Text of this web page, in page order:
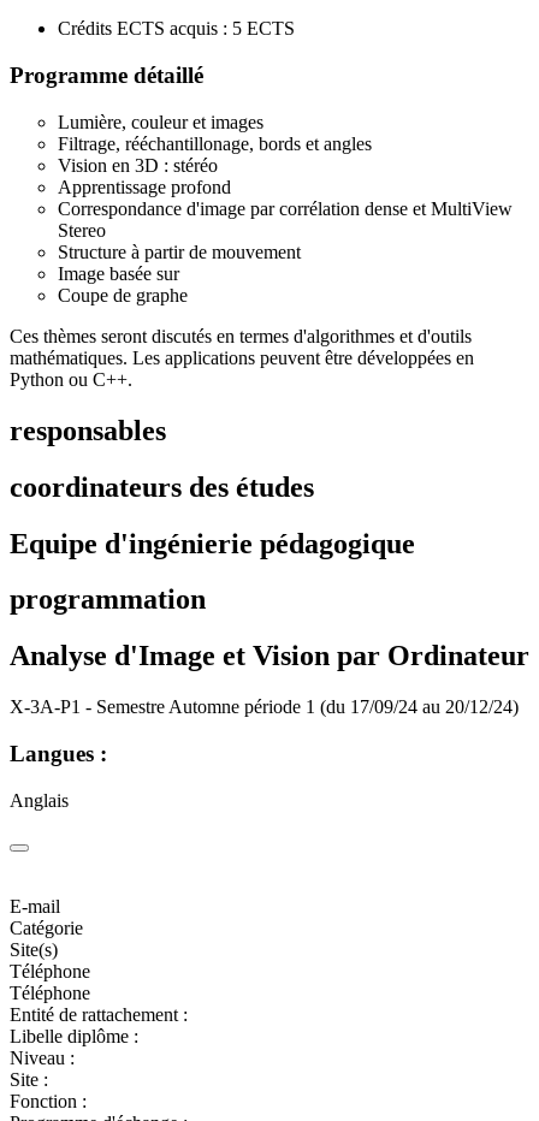
Crédits ECTS acquis : 5 ECTS
Programme détaillé
Lumière, couleur et images
Filtrage, rééchantillonage, bords et angles
Vision en 3D : stéréo
Apprentissage profond
Correspondance d'image par corrélation dense et MultiView
Stereo
Structure à partir de mouvement
Image basée sur
Coupe de graphe
Ces thèmes seront discutés en termes d'algorithmes et d'outils
mathématiques. Les applications peuvent être développées en
Python ou C++.
responsables
coordinateurs des études
Equipe d'ingénierie pédagogique
programmation
Analyse d'Image et Vision par Ordinateur
X-3A-P1 - Semestre Automne période 1 (du 17/09/24 au 20/12/24)
Langues :
Anglais
E-mail
Catégorie
Site(s)
Téléphone
Téléphone
Entité de rattachement :
Libelle diplôme :
Niveau :
Site :
Fonction :